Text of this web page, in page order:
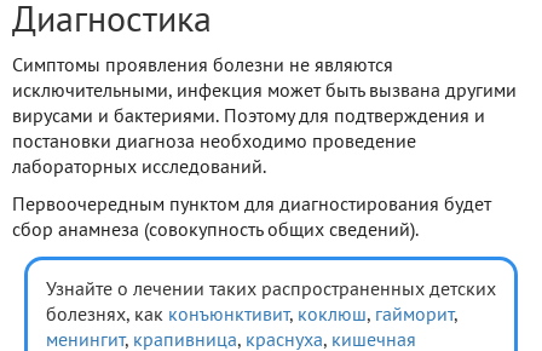
Диагностика
Симптомы проявления болезни не являются
исключительными, инфекция может быть вызвана другими
вирусами и бактериями. Поэтому для подтверждения и
постановки диагноза необходимо проведение
лабораторных исследований.
Первоочередным пунктом для диагностирования будет
сбор анамнеза (совокупность общих сведений).
Узнайте о лечении таких распространенных детских
болезнях, как конъюнктивит, коклюш, гайморит,
менингит, крапивница, краснуха, кишечная